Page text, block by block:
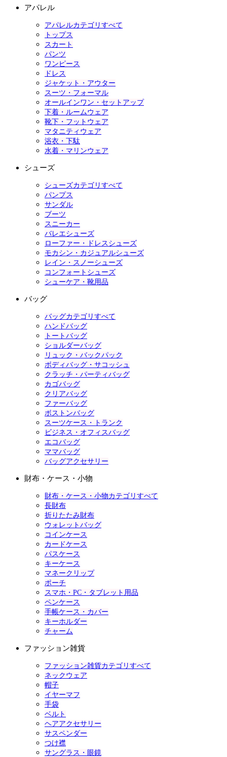
アパレル
アパレルカテゴリすべて
トップス
スカート
パンツ
ワンピース
ドレス
ジャケット・アウター
スーツ・フォーマル
オールインワン・セットアップ
下着・ルームウェア
靴下・フットウェア
マタニティウェア
浴衣・下駄
水着・マリンウェア
シューズ
シューズカテゴリすべて
パンプス
サンダル
ブーツ
スニーカー
バレエシューズ
ローファー・ドレスシューズ
モカシン・カジュアルシューズ
レイン・スノーシューズ
コンフォートシューズ
シューケア・靴用品
バッグ
バッグカテゴリすべて
ハンドバッグ
トートバッグ
ショルダーバッグ
リュック・バックパック
ボディバッグ・サコッシュ
クラッチ・パーティバッグ
カゴバッグ
クリアバッグ
ファーバッグ
ボストンバッグ
スーツケース・トランク
ビジネス・オフィスバッグ
エコバッグ
ママバッグ
バッグアクセサリー
財布・ケース・小物
財布・ケース・小物カテゴリすべて
長財布
折りたたみ財布
ウォレットバッグ
コインケース
カードケース
パスケース
キーケース
マネークリップ
ポーチ
スマホ・PC・タブレット用品
ペンケース
手帳ケース・カバー
キーホルダー
チャーム
ファッション雑貨
ファッション雑貨カテゴリすべて
ネックウェア
帽子
イヤーマフ
手袋
ベルト
ヘアアクセサリー
サスペンダー
つけ襟
サングラス・眼鏡